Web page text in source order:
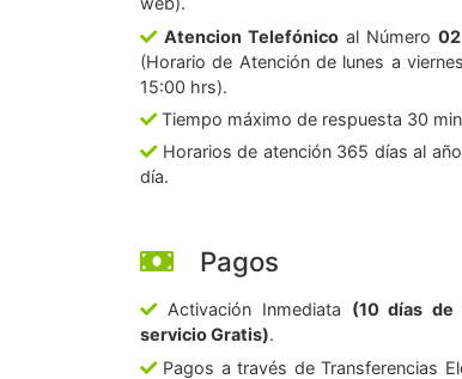
Atencion Telefónico al Número
(Horario de Atención de lunes a
15:00 hrs).
Tiempo máximo de respuesta 30
Horarios de atención 365 días al
día.
Pagos
Activación Inmediata (10 días de
servicio Gratis).
Pagos a través de Transferencias